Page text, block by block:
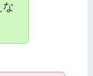
な